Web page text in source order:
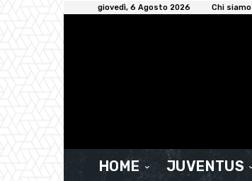
giovedì, 6 Agosto 2026 Chi siamo
HOME JUVENTUS